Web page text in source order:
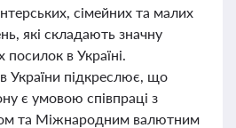
сімейних та малих
які складають значну
в Україні.
України підкреслює, що
є умовою співпраці з
та Міжнародним валютним